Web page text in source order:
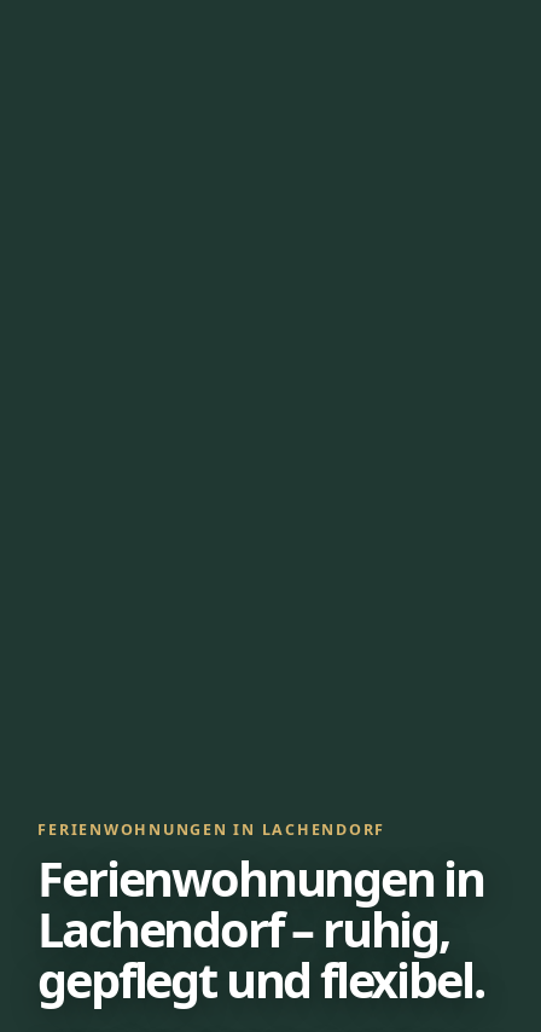
FERIENWOHNUNGEN IN LACHENDORF
Ferienwohnungen in
Lachendorf – ruhig,
gepflegt und flexibel.